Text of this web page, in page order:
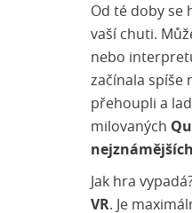
Od té doby se
vaší chuti.
nebo
začínala spíše
přehoupli a
milovaných
Jak hra
VR. Je